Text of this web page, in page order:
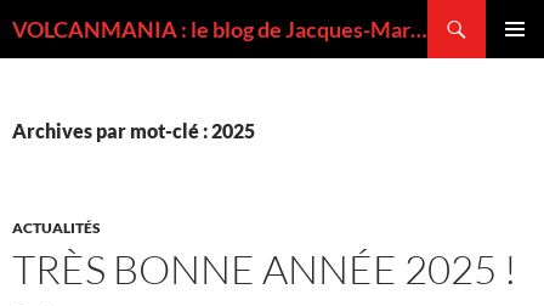
VOLCANMANIA : le blog de Jacques-Marie BARDINTZEFF, volcanologue
Archives par mot-clé : 2025
ACTUALITÉS
TRÈS BONNE ANNÉE 2025 !